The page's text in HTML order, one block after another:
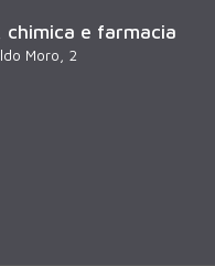
e farmacia
Moro, 2